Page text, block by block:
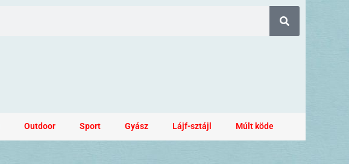
Outdoor Sport Gyász Lájf-sztájl Múlt köde